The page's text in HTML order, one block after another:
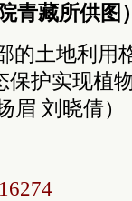
青藏所供图
的土地利用
护实现植
眉 刘晓倩）